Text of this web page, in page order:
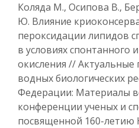
Коляда М., Осипова В.,
Ю. Влияние
пероксидации липидов
в условиях спонтанного
окисления //
водных биологических
Федерации: Материалы
конференции ученых и
посвященной 160-летию